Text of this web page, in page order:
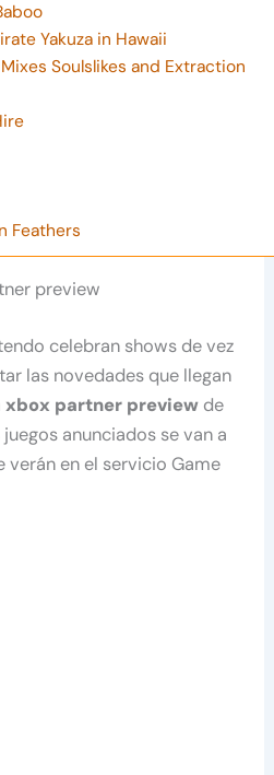
Yakuza in Hawaii
Soulslikes and Extraction
Feathers
preview
celebran shows de vez
las novedades que llegan
xbox partner preview de
anunciados se van a
verán en el servicio Game